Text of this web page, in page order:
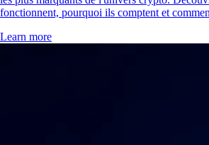
fonctionnent, pourquoi ils comptent et
Learn more